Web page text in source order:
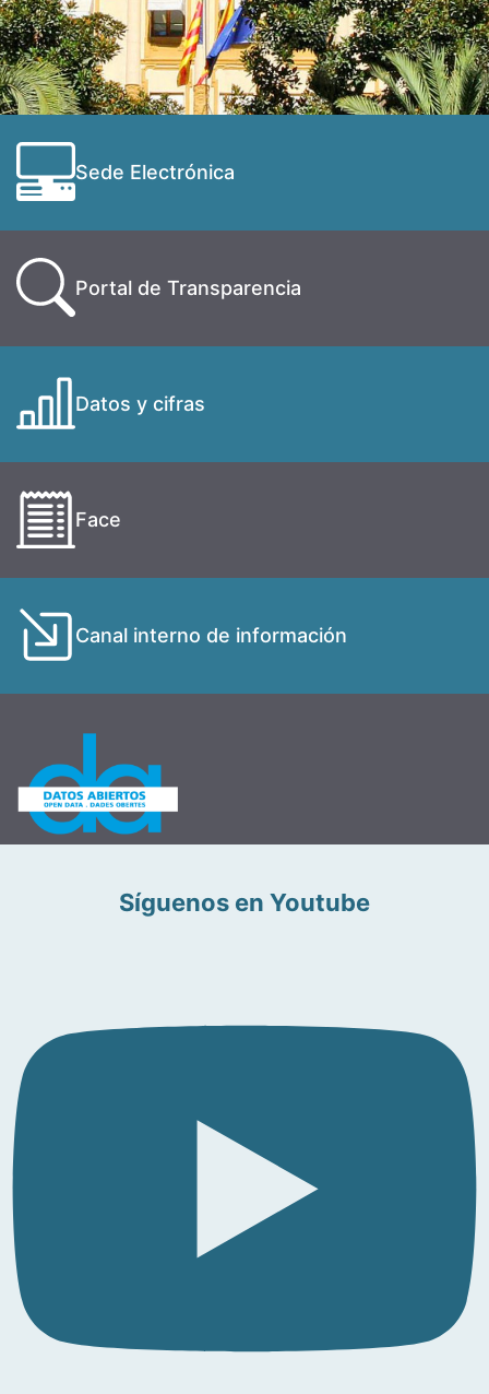
Sede Electrónica
Portal de Transparencia
Datos y cifras
Face
Canal interno de información
Síguenos en Youtube